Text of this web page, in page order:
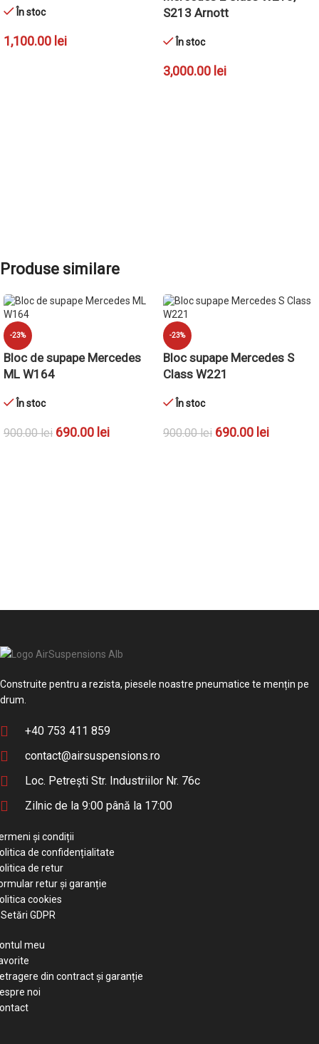
În stoc
1,100.00 lei
S213 Arnott
În stoc
3,000.00 lei
Produse similare
-23%
Bloc de supape Mercedes
ML W164
În stoc
900.00lei 690.00 lei
-23%
Bloc supape Mercedes S
Class W221
În stoc
900.00lei 690.00 lei
Construite pentru a rezista, piesele noastre pneumatice te mențin pe
drum.
+40 753 411 859
contact@airsuspensions.ro
Loc. Petrești Str. Industriilor Nr. 76c
Zilnic de la 9:00 până la 17:00
și condiții
de confidențialitate
de retur
retur și garanție
cookies
GDPR
meu
din contract și garanție
noi